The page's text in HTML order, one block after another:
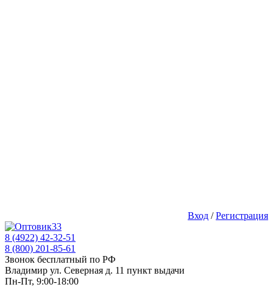
Вход /Регистрация
8 (4922) 42-32-51
8 (800) 201-85-61
Звонок бесплатный по РФ
Владимир ул. Северная д. 11 пункт выдачи
Пн-Пт, 9:00-18:00